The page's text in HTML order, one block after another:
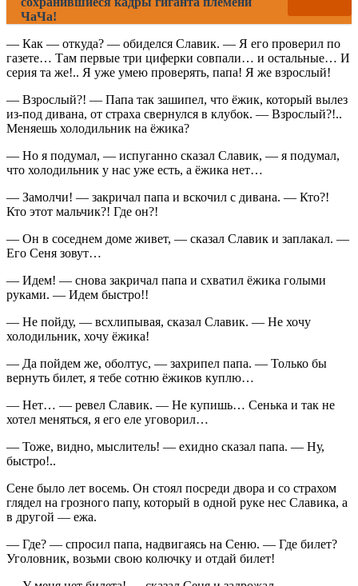
ЧаЧа!
— Как — откуда? — обиделся Славик. — Я его проверил по
газете… Там первые три циферки совпали… и остальные… И
серия та же!.. Я уже умею проверять, папа! Я же взрослый!
— Взрослый?! — Папа так зашипел, что ёжик, который вылез
из-под дивана, от страха свернулся в клубок. — Взрослый?!..
Меняешь холодильник на ёжика?
— Но я подумал, — испуганно сказал Славик, — я подумал,
что холодильник у нас уже есть, а ёжика нет…
— Замолчи! — закричал папа и вскочил с дивана. — Кто?!
Кто этот мальчик?! Где он?!
— Он в соседнем доме живет, — сказал Славик и заплакал. —
Его Сеня зовут…
— Идем! — снова закричал папа и схватил ёжика голыми
руками. — Идем быстро!!
— Не пойду, — всхлипывая, сказал Славик. — Не хочу
холодильник, хочу ёжика!
— Да пойдем же, оболтус, — захрипел папа. — Только бы
вернуть билет, я тебе сотню ёжиков куплю…
— Нет… — ревел Славик. — Не купишь… Сенька и так не
хотел меняться, я его еле уговорил…
— Тоже, видно, мыслитель! — ехидно сказал папа. — Ну,
быстро!..
Сене было лет восемь. Он стоял посреди двора и со страхом
глядел на грозного папу, который в одной руке нес Славика, а
в другой — ежа.
— Где? — спросил папа, надвигаясь на Сеню. — Где билет?
Уголовник, возьми свою колючку и отдай билет!